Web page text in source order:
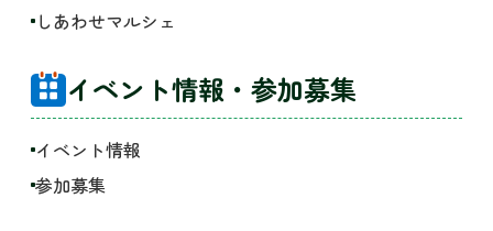
しあわせマルシェ
イベント情報・参加募集
イベント情報
参加募集